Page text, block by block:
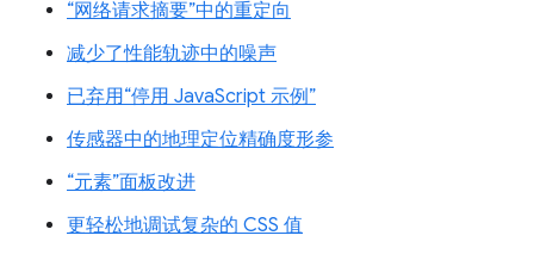
“网络请求摘要”中的重定向
减少了性能轨迹中的噪声
已弃用“停用 JavaScript 示例”
传感器中的地理定位精确度形参
“元素”面板改进
更轻松地调试复杂的 CSS 值